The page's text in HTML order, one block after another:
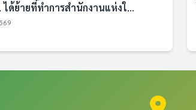
ได้ย้ายที่ทำการสำนักงานแห่งใ...